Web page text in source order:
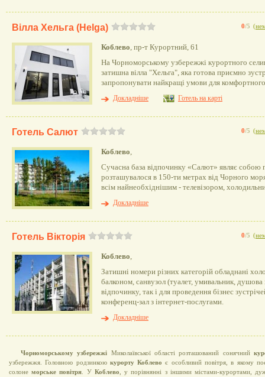
0/5 (
Вілла Хельга (Helga)
Коблево, пр-т Курортний, 61
На Чорноморському узбережжі курортного
затишна вілла "Хельга", яка готова приємно
запропонувати найкращі умови для
Докладніше
Готель на карті
0/5 (
Готель Салют
Коблево,
Сучасна база відпочинку «Салют» являє собою
розташувалося в 150-ти метрах від Чорного
всім найнеобхіднішим - телевізором,
Докладніше
0/5 (
Готель Вікторія
Коблево,
Затишні номери різних категорій обладнані
балконом, санвузол (туалет, умивальник, душова
відпочинку, так і для проведення бізнес
конференц-зал з інтернет-послугами.
Докладніше
Чорноморському узбережжі Миколаївської області розташований сонячний
узбережжя. Головною родзинкою курорту Коблево є особливий повітря, в якому
солонеморське повітря . У Коблево , у порівнянні з іншими містами-курортами,